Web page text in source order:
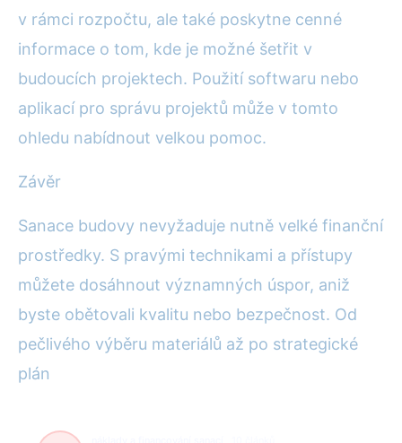
v rámci rozpočtu, ale také poskytne cenné
informace o tom, kde je možné šetřit v
budoucích projektech. Použití softwaru nebo
aplikací pro správu projektů může v tomto
ohledu nabídnout velkou pomoc.
Závěr
Sanace budovy nevyžaduje nutně velké finanční
prostředky. S pravými technikami a přístupy
můžete dosáhnout významných úspor, aniž
byste obětovali kvalitu nebo bezpečnost. Od
pečlivého výběru materiálů až po strategické
plán